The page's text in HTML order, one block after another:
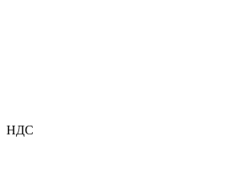
НДС